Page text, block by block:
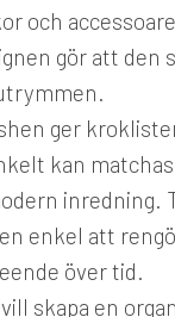
och
gör att den
ger
kan matchas
inredning.
enkel att
över tid.
skapa en